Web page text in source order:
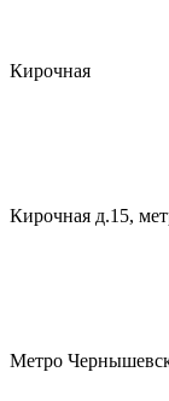
Кирочная
Кирочная д.15,
Метро